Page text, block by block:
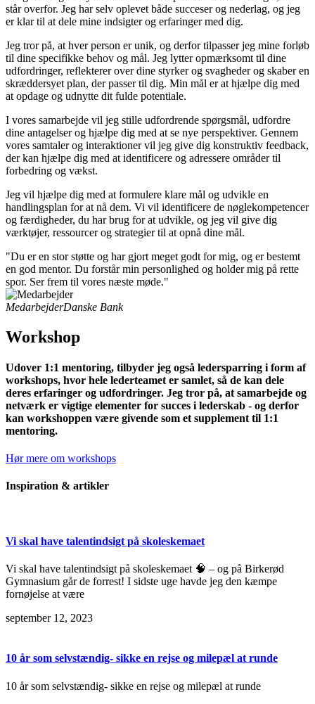
står overfor. Jeg har selv oplevet både succeser og nederlag, og jeg
er klar til at dele mine indsigter og erfaringer med dig.
Jeg tror på, at hver person er unik, og derfor tilpasser jeg mine forløb
til dine specifikke behov og mål. Jeg lytter opmærksomt til dine
udfordringer, reflekterer over dine styrker og svagheder og skaber en
skræddersyet plan, der passer til dig. Min mål er at hjælpe dig med
at opdage og udnytte dit fulde potentiale.
I vores samarbejde vil jeg stille udfordrende spørgsmål, udfordre
dine antagelser og hjælpe dig med at se nye perspektiver. Gennem
vores samtaler og interaktioner vil jeg give dig konstruktiv feedback,
der kan hjælpe dig med at identificere og adressere områder til
forbedring og vækst.
Jeg vil hjælpe dig med at formulere klare mål og udvikle en
handlingsplan for at nå dem. Vi vil identificere de nøglekompetencer
og færdigheder, du har brug for at udvikle, og jeg vil give dig
værktøjer, ressourcer og strategier til at opnå dine mål.
"Du er en stor støtte og har gjort meget godt for mig, og er bestemt
en god mentor. Du forstår min personlighed og holder mig på rette
spor. Ser frem til vores næste møde."
MedarbejderDanske Bank
Workshop
Udover 1:1 mentoring, tilbyder jeg også ledersparring i form af
workshops, hvor hele lederteamet er samlet, så de kan dele
deres erfaringer og udfordringer. Jeg tror på, at samarbejde og
netværk er vigtige elementer for succes i lederskab - og derfor
kan workshoppen være givende som et supplement til 1:1
mentoring.
Hør mere om workshops
Inspiration & artikler
Vi skal have talentindsigt på skoleskemaet
Vi skal have talentindsigt på skoleskemaet 🧠 – og på Birkerød
Gymnasium går de forrest! I sidste uge havde jeg den kæmpe
fornøjelse at være
september 12, 2023
10 år som selvstændig- sikke en rejse og milepæl at runde
10 år som selvstændig- sikke en rejse og milepæl at runde